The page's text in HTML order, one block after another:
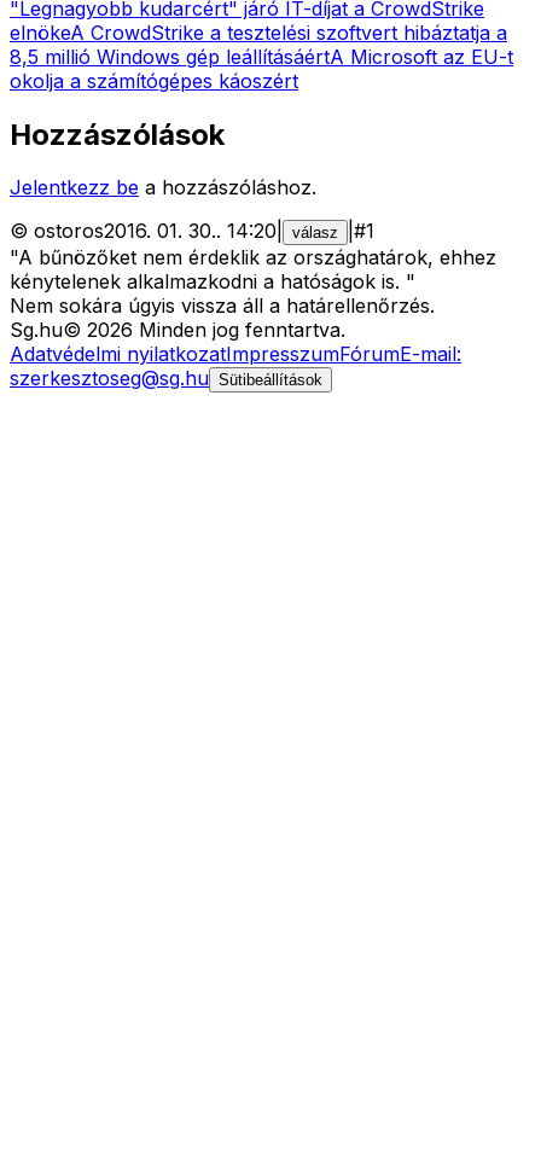
"Legnagyobb kudarcért" járó IT-díjat a CrowdStrike
elnökeA CrowdStrike a tesztelési szoftvert hibáztatja a
8,5 millió Windows gép leállításáértA Microsoft az EU-t
okolja a számítógépes káoszért
Hozzászólások
Jelentkezz be a hozzászóláshoz.
© ostoros2016. 01. 30.. 14:20 válasz #1
"A bűnözőket nem érdeklik az országhatárok, ehhez
kénytelenek alkalmazkodni a hatóságok is. "
Nem sokára úgyis vissza áll a határellenőrzés.
Sg.hu© 2026 Minden jog fenntartva.
Adatvédelmi nyilatkozatImpresszumFórumE-mail:
szerkesztoseg@sg.hu Sütibeállítások